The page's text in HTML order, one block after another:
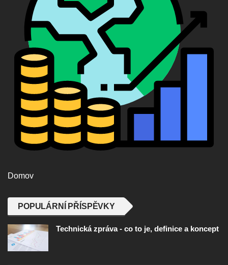
Domov
POPULÁRNÍ PŘÍSPĚVKY
Technická zpráva - co to je, definice a koncept